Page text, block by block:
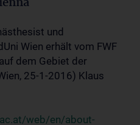
und
Wien erhält vom FWF
dem Gebiet der
25-1-2016) Klaus
web/en/about-